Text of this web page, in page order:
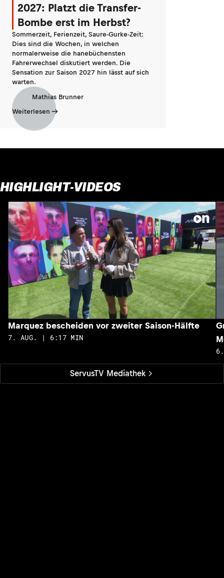
2027: Platzt die Transfer-
Bombe erst im Herbst?
Sommerzeit, Ferienzeit, Saure-Gurke-Zeit:
Dies sind die Wochen, in welchen
normalerweise die hanebüchensten
Fahrerwechsel diskutiert werden. Die
Sensation zur Saison 2027 hin lässt auf sich
warten.
Mathias Brunner
Weiterlesen
HIGHLIGHT-VIDEOS
ServusTV Mediathek
Marquez bescheiden vor zweiter Saison-Hälfte
7. AUG. | 6:17 MIN